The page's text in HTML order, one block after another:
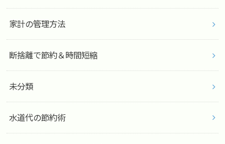
家計の管理方法
断捨離で節約＆時間短縮
未分類
水道代の節約術